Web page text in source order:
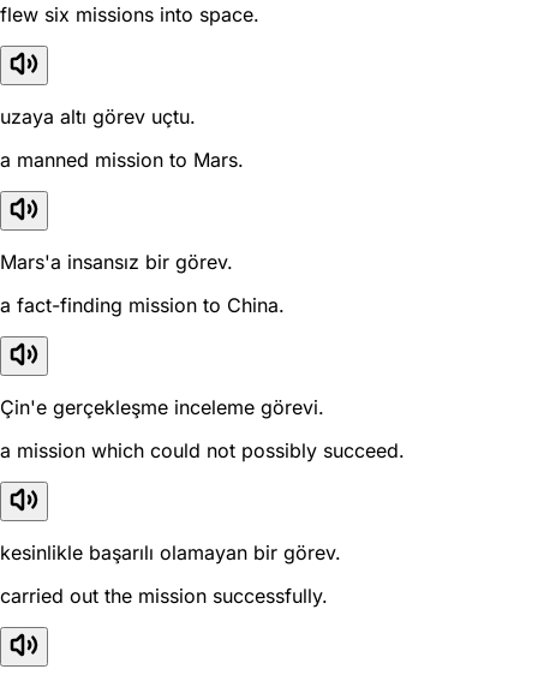
flew six missions into space.
uzaya altı görev uçtu.
a manned mission to Mars.
Mars'a insansız bir görev.
a fact-finding mission to China.
Çin'e gerçekleşme inceleme görevi.
a mission which could not possibly succeed.
kesinlikle başarılı olamayan bir görev.
carried out the mission successfully.